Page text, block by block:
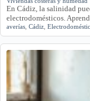
En Cádiz, la salinidad
electrodomésticos.
averías Cádiz